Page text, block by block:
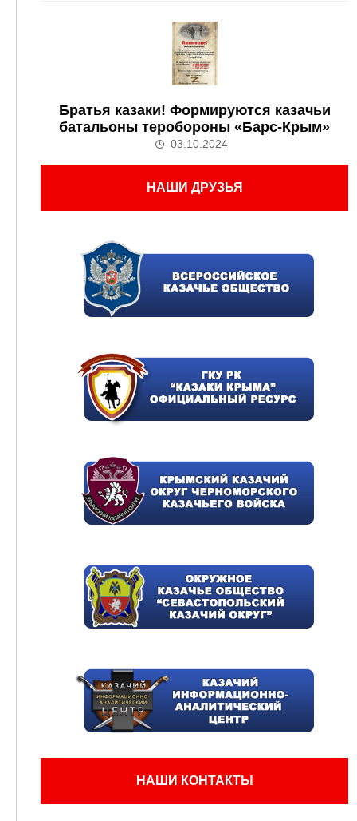
Братья казаки! Формируются казачьи
батальоны теробороны «Барс-Крым»
03.10.2024
НАШИ ДРУЗЬЯ
НАШИ КОНТАКТЫ